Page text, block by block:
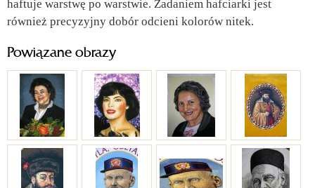
haftuje warstwę po warstwie. Zadaniem hafciarki jest
również precyzyjny dobór odcieni kolorów nitek.
Powiązane obrazy